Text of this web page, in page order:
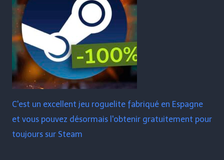
C'est un excellent jeu roguelite fabriqué en Espagne
et vous pouvez désormais l'obtenir gratuitement pour
toujours sur Steam